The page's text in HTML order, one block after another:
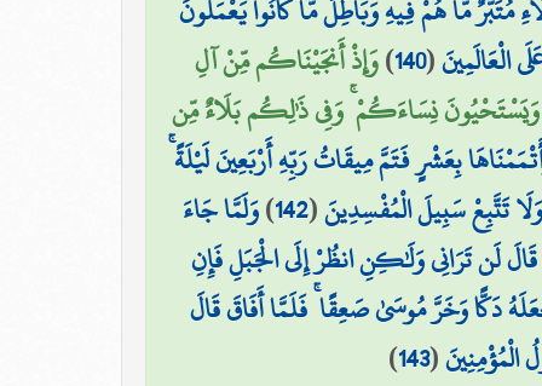
مُتَبَّرٌ مَّا هُمْ فِيهِ وَبَاطِلٌ مَّا كَانُوا يَعْمَلُونَ
الْعَالَمِينَ(
140
)وَإِذْ أَنجَيْنَاكُم مِّنْ آلِ
نِسَاءَكُمْ ۚ وَفِي ذَٰلِكُم بَلَاءٌ مِّن
بِعَشْرٍ فَتَمَّ مِيقَاتُ رَبِّهِ أَرْبَعِينَ لَيْلَةً
تَتَّبِعْ سَبِيلَ الْمُفْسِدِينَ(
142
)وَلَمَّا جَاءَ
لَن تَرَانِي وَلَٰكِنِ انظُرْ إِلَى الْجَبَلِ فَإِنِ
دَكًّا وَخَرَّ مُوسَىٰ صَعِقًا ۚ فَلَمَّا أَفَاقَ قَالَ
(
143
)